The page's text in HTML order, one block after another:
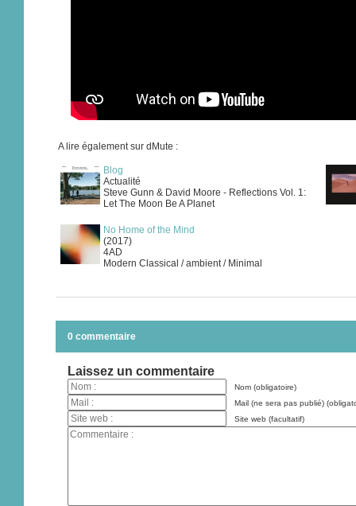
A lire également sur dMute :
Blog
Actualité
Steve Gunn & David Moore - Reflections Vol. 1:
Let The Moon Be A Planet
No Home of the Mind
(2017)
4AD
Modern Classical / ambient / Minimal
0 commentaire
Laissez un commentaire
Nom (obligatoire)
Mail (ne sera pas publié)
Site web (facultatif)